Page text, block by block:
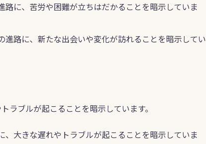
に、苦労や困難が立ちはだかることを暗示していま
路に、新たな出会いや変化が訪れることを暗示してい
ラブルが起こることを暗示しています。
大きな遅れやトラブルが起こることを暗示していま